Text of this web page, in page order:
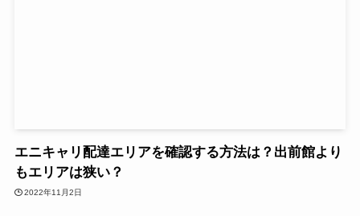
エニキャリ配達エリアを確認する方法は？出前館より
もエリアは狭い？
2022年11月2日